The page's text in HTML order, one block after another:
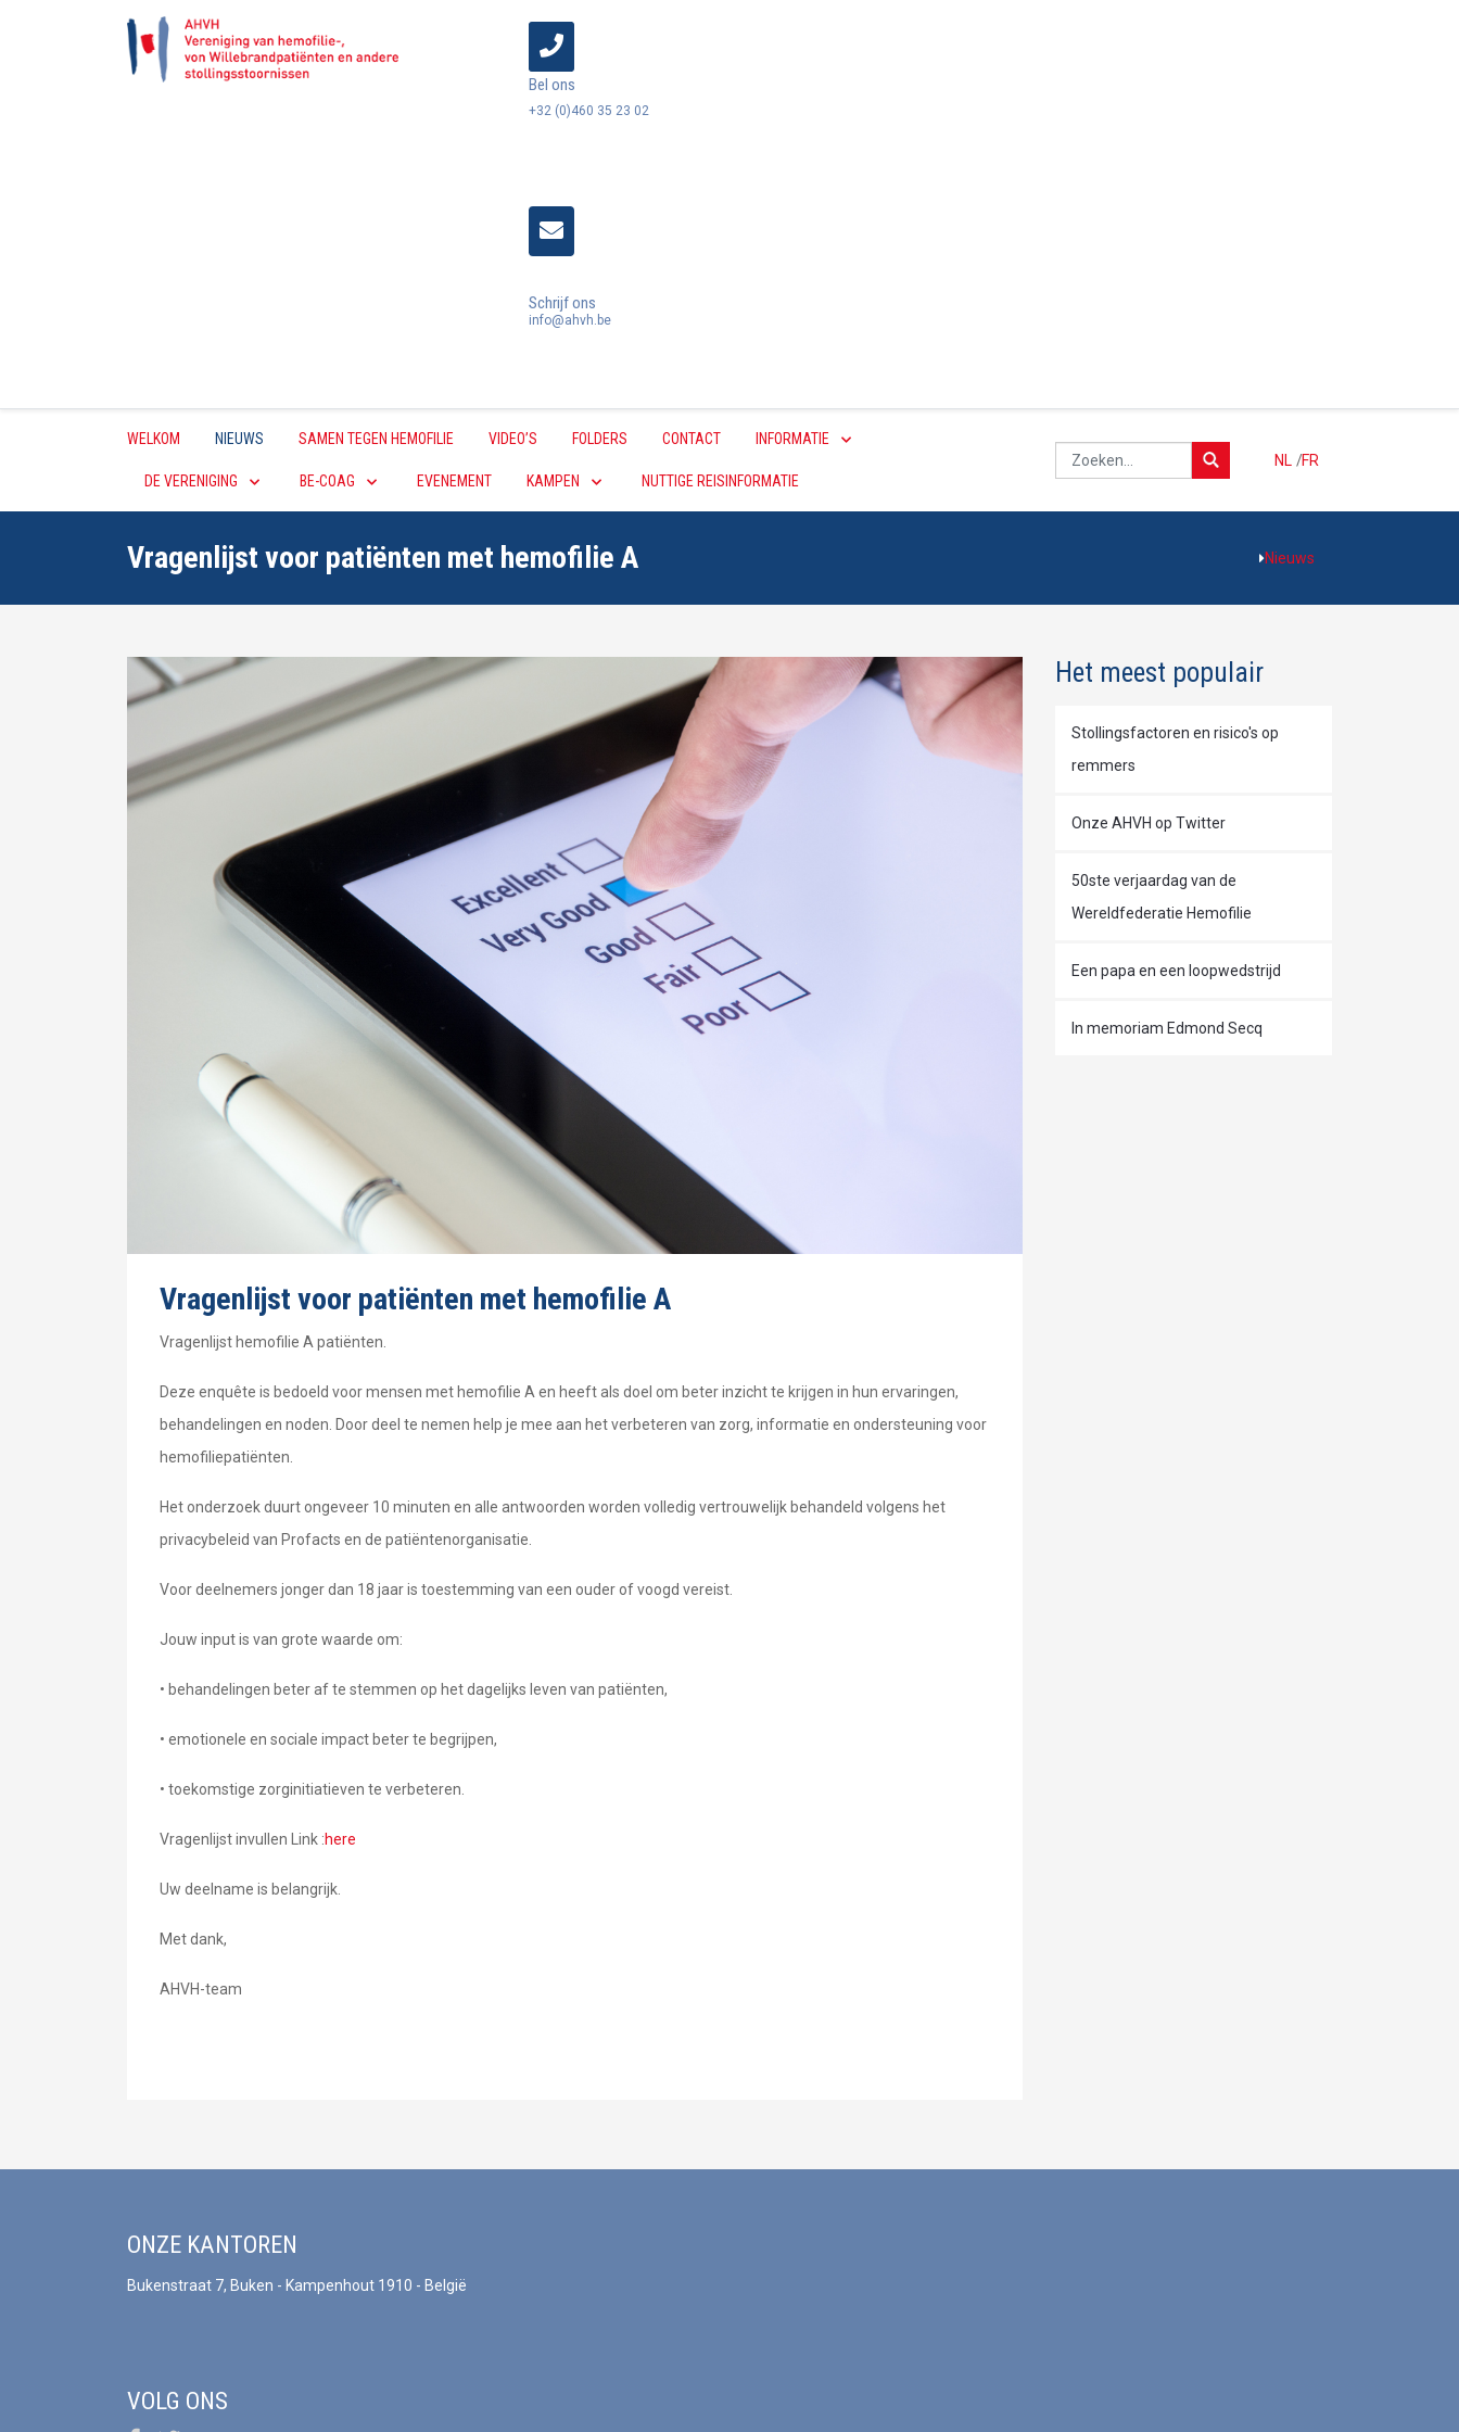
Bel ons
+32 (0)460 35 23 02
Schrijf ons
info@ahvh.be
WELKOM NIEUWS SAMEN TEGEN HEMOFILIE VIDEO’S FOLDERS CONTACT INFORMATIE
DE VERENIGING BE-COAG EVENEMENT KAMPEN NUTTIGE REISINFORMATIE
NL FR
/
Vragenlijst voor patiënten met hemofilie A Nieuws
Vragenlijst voor patiënten met hemofilie A
Vragenlijst hemofilie A patiënten.
Deze enquête is bedoeld voor mensen met hemofilie A en heeft als doel om beter inzicht te krijgen in hun ervaringen,
behandelingen en noden. Door deel te nemen help je mee aan het verbeteren van zorg, informatie en ondersteuning voor
hemofiliepatiënten.
Het onderzoek duurt ongeveer 10 minuten en alle antwoorden worden volledig vertrouwelijk behandeld volgens het
privacybeleid van Profacts en de patiëntenorganisatie.
Voor deelnemers jonger dan 18 jaar is toestemming van een ouder of voogd vereist.
Jouw input is van grote waarde om:
• behandelingen beter af te stemmen op het dagelijks leven van patiënten,
• emotionele en sociale impact beter te begrijpen,
• toekomstige zorginitiatieven te verbeteren.
Vragenlijst invullen Link :here
Uw deelname is belangrijk.
Met dank,
AHVH-team
Het meest populair
Stollingsfactoren en risico's op
remmers
Onze AHVH op Twitter
50ste verjaardag van de
Wereldfederatie Hemofilie
Een papa en een loopwedstrijd
In memoriam Edmond Secq
ONZE KANTOREN
Bukenstraat 7, Buken - Kampenhout 1910 - België
VOLG ONS